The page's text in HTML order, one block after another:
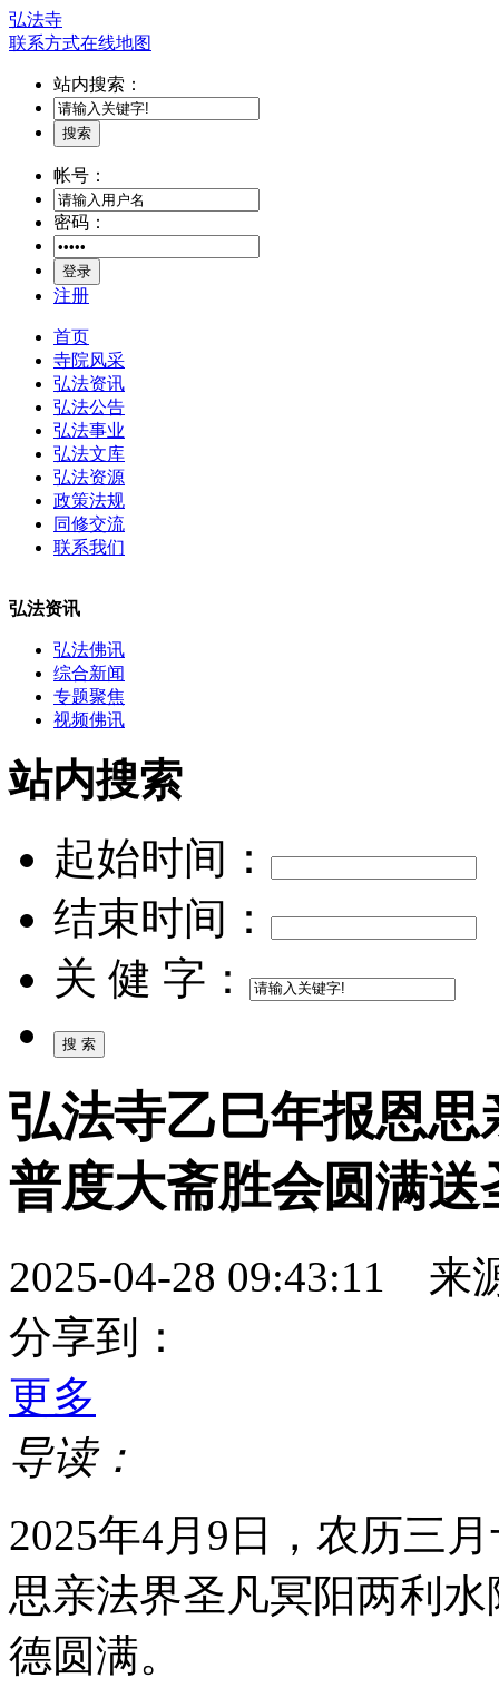
弘法寺
联系方式在线地图
站内搜索：
搜索
帐号：
密码：
登录
注册
首页
寺院风采
弘法资讯
弘法公告
弘法事业
弘法文库
弘法资源
政策法规
同修交流
联系我们
弘法资讯
弘法佛讯
综合新闻
专题聚焦
视频佛讯
站内搜索
起始时间：
结束时间：
关 健 字：
弘法寺乙巳年报恩
普度大斋胜会圆满送
2025-04-28 09:43:11
分享到：
更多
导读：
2025年4月9日，农历三
思亲法界圣凡冥阳两利
德圆满。